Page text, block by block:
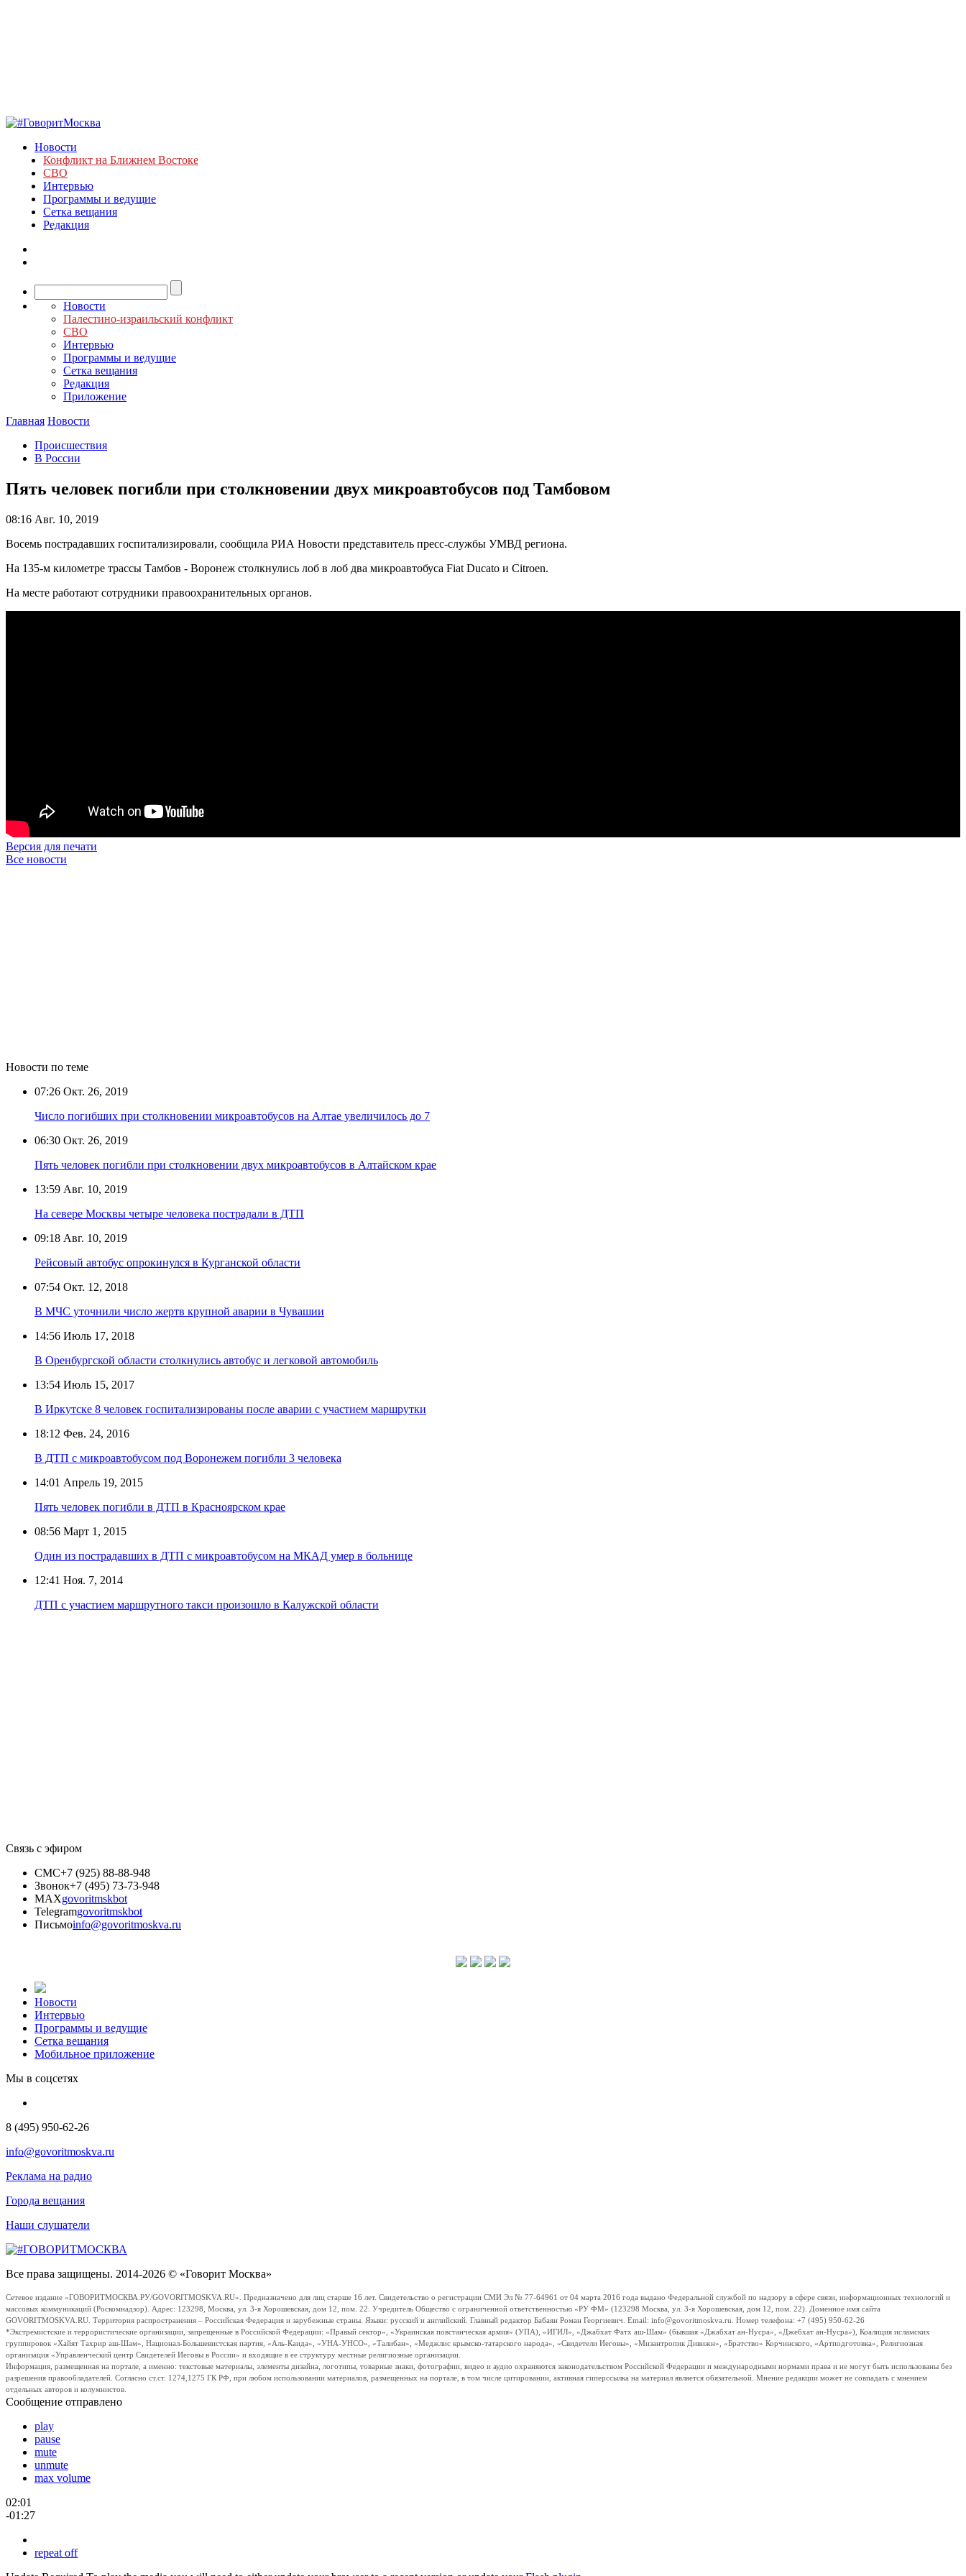
Новости
Конфликт на Ближнем Востоке
СВО
Интервью
Программы и ведущие
Сетка вещания
Редакция
Новости
Палестино-израильский конфликт
СВО
Интервью
Программы и ведущие
Сетка вещания
Редакция
Приложение
Главная Новости
Происшествия
В России
Пять человек погибли при столкновении двух микроавтобусов под Тамбовом
08:16 Авг. 10, 2019
Восемь пострадавших госпитализировали, сообщила РИА Новости представитель пресс-службы УМВД региона.
На 135-м километре трассы Тамбов - Воронеж столкнулись лоб в лоб два микроавтобуса Fiat Ducato и Citroen.
На месте работают сотрудники правоохранительных органов.
Версия для печати
Все новости
Новости по теме
07:26 Окт. 26, 2019
Число погибших при столкновении микроавтобусов на Алтае увеличилось до 7
06:30 Окт. 26, 2019
Пять человек погибли при столкновении двух микроавтобусов в Алтайском крае
13:59 Авг. 10, 2019
На севере Москвы четыре человека пострадали в ДТП
09:18 Авг. 10, 2019
Рейсовый автобус опрокинулся в Курганской области
07:54 Окт. 12, 2018
В МЧС уточнили число жертв крупной аварии в Чувашии
14:56 Июль 17, 2018
В Оренбургской области столкнулись автобус и легковой автомобиль
13:54 Июль 15, 2017
В Иркутске 8 человек госпитализированы после аварии с участием маршрутки
18:12 Фев. 24, 2016
В ДТП с микроавтобусом под Воронежем погибли 3 человека
14:01 Апрель 19, 2015
Пять человек погибли в ДТП в Красноярском крае
08:56 Март 1, 2015
Один из пострадавших в ДТП с микроавтобусом на МКАД умер в больнице
12:41 Ноя. 7, 2014
ДТП с участием маршрутного такси произошло в Калужской области
Связь с эфиром
СМС+7 (925) 88-88-948
Звонок+7 (495) 73-73-948
MAXgovoritmskbot
Telegramgovoritmskbot
Письмоinfo@govoritmoskva.ru
Новости
Интервью
Программы и ведущие
Сетка вещания
Мобильное приложение
Мы в соцсетях
8 (495) 950-62-26
info@govoritmoskva.ru
Реклама на радио
Города вещания
Наши слушатели
Все права защищены. 2014-2026 © «Говорит Москва»
Сетевое издание «ГОВОРИТМОСКВА.РУ/GOVORITMOSKVA.RU». Предназначено для лиц старше 16 лет. Свидетельство о регистрации СМИ Эл № 77-64961 от 04 марта 2016 года выдано Федеральной службой по надзору в сфере связи, информационных технологий и
массовых коммуникаций (Роскомнадзор). Адрес: 123298, Москва, ул. 3-я Хорошевская, дом 12, пом. 22. Учредитель Общество с ограниченной ответственностью «РУ ФМ» (123298 Москва, ул. 3-я Хорошевская, дом 12, пом. 22). Доменное имя сайта
GOVORITMOSKVA.RU. Территория распространения – Российская Федерация и зарубежные страны. Языки: русский и английский. Главный редактор Бабаян Роман Георгиевич. Email: info@govoritmoskva.ru. Номер телефона: +7 (495) 950-62-26
*Экстремистские и террористические организации, запрещенные в Российской Федерации: «Правый сектор», «Украинская повстанческая армия» (УПА), «ИГИЛ», «Джабхат Фатх аш-Шам» (бывшая «Джабхат ан-Нусра», «Джебхат ан-Нусра»), Коалиция исламских
группировок «Хайят Тахрир аш-Шам», Национал-Большевистская партия, «Аль-Каида», «УНА-УНСО», «Талибан», «Меджлис крымско-татарского народа», «Свидетели Иеговы», «Мизантропик Дивижн», «Братство» Корчинского, «Артподготовка», Религиозная
организация «Управленческий центр Свидетелей Иеговы в России» и входящие в ее структуру местные религиозные организации.
Информация, размещенная на портале, а именно: текстовые материалы, элементы дизайна, логотипы, товарные знаки, фотографии, видео и аудио охраняются законодательством Российской Федерации и международными нормами права и не могут быть использованы без
разрешения правообладателей. Согласно ст.ст. 1274,1275 ГК РФ, при любом использовании материалов, размещенных на портале, в том числе цитировании, активная гиперссылка на материал является обязательной. Мнение редакции может не совпадать с мнением
отдельных авторов и колумнистов.
Сообщение отправлено
play
pause
mute
unmute
max volume
02:01
-01:27
repeat off